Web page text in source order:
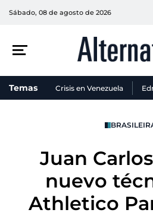
Sábado, 08 de agosto de 2026
Temas Crisis en Venezuela
Juan
nuevo
Athletico